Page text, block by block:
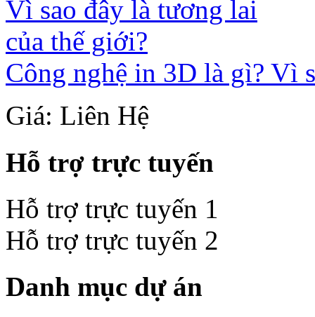
Công nghệ in 3D là gì? Vì
Giá: Liên Hệ
Hỗ trợ trực tuyến
Hỗ trợ trực tuyến 1
Hỗ trợ trực tuyến 2
Danh mục dự án